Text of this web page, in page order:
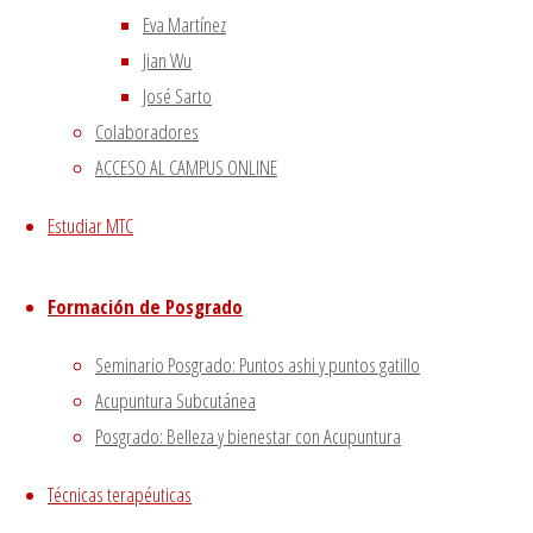
Eva Martínez
Jian Wu
José Sarto
Colaboradores
ACCESO AL CAMPUS ONLINE
Estudiar MTC
Formación de Posgrado
Seminario Posgrado: Puntos ashi y puntos gatillo
Acupuntura Subcutánea
Posgrado: Belleza y bienestar con Acupuntura
Técnicas terapéuticas
Aviso Legal
Política de privacidad
Volver arriba
Utilizamos cookies propias
de navegación.
Aceptar